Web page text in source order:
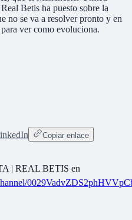
Betis ha puesto sobre la
no se va a resolver pronto y en
ver como evoluciona.
Copiar enlace
| REAL BETIS en